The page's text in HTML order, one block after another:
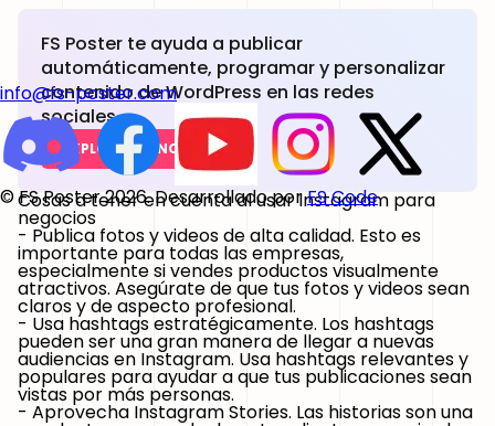
info@fs-poster.com
© FS Poster 2026. Desarrollado porFS Code
FS Poster te ayuda a publicar
automáticamente, programar y personalizar
contenido de WordPress en las redes
sociales.
EXPLORAR FUNCIONES
Cosas a tener en cuenta al usar Instagram para
negocios
- Publica fotos y videos de alta calidad. Esto es
importante para todas las empresas,
especialmente si vendes productos visualmente
atractivos. Asegúrate de que tus fotos y videos sean
claros y de aspecto profesional.
- Usa hashtags estratégicamente. Los hashtags
pueden ser una gran manera de llegar a nuevas
audiencias en Instagram. Usa hashtags relevantes y
populares para ayudar a que tus publicaciones sean
vistas por más personas.
- Aprovecha Instagram Stories. Las historias son una